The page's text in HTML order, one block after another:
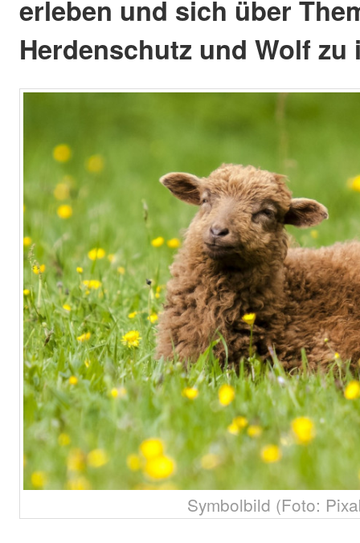
erleben und sich über
Herdenschutz und Wolf
Symbolbild (Foto: